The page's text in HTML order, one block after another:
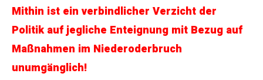
Mithin ist ein verbindlicher Verzicht der
Politik auf jegliche Enteignung mit Bezug auf
Maßnahmen im Niederoderbruch
unumgänglich!